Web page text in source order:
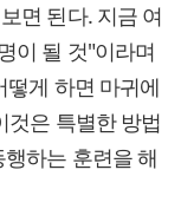
면 된다. 지금 여
이 될 것"이라며
떻게 하면 마귀에
것은 특별한 방법
하는 훈련을 해